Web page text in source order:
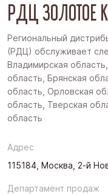
РДЦ ЗОЛОТОЕ
Региональный
(РДЦ) обслуживает
Владимирская
область, Брянская
область, Орловская
область, Тверская
область
Адрес
115184, Москва, 2-й
Департамент продаж